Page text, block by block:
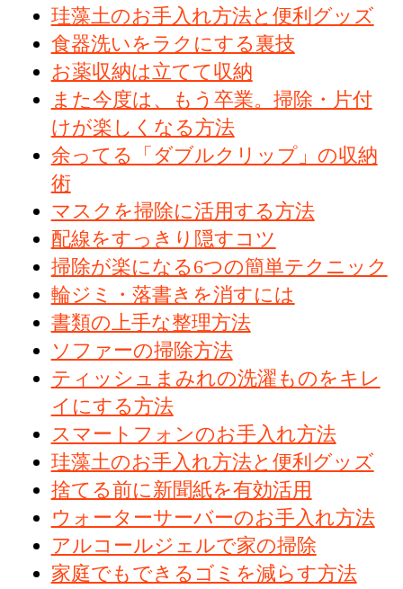
珪藻土のお手入れ方法と便利グッズ
食器洗いをラクにする裏技
お薬収納は立てて収納
また今度は、もう卒業。掃除・片付
けが楽しくなる方法
余ってる「ダブルクリップ」の収納
術
マスクを掃除に活用する方法
配線をすっきり隠すコツ
掃除が楽になる6つの簡単テクニック
輪ジミ・落書きを消すには
書類の上手な整理方法
ソファーの掃除方法
ティッシュまみれの洗濯ものをキレ
イにする方法
スマートフォンのお手入れ方法
珪藻土のお手入れ方法と便利グッズ
捨てる前に新聞紙を有効活用
ウォーターサーバーのお手入れ方法
アルコールジェルで家の掃除
家庭でもできるゴミを減らす方法